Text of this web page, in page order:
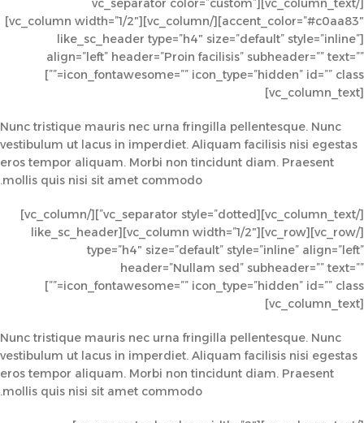
[/vc_column_text][vc_separator color=”custom”
accent_color=”#c0aa83″][/vc_column][vc_column width=”1/2″]
[like_sc_header type=”h4″ size=”default” style=”inline”
align=”left” header=”Proin facilisis” subheader=”” text=””
icon_fontawesome=”” icon_type=”hidden” id=”” class=””]
[vc_column_text]
Nunc tristique mauris nec urna fringilla pellentesque. Nunc
vestibulum ut lacus in imperdiet. Aliquam facilisis nisi egestas
eros tempor aliquam. Morbi non tincidunt diam. Praesent
mollis quis nisi sit amet commodo.
[/vc_column_text][vc_separator style=”dotted”][/vc_column]
[/vc_row][vc_row][vc_column width=”1/2″][like_sc_header
type=”h4″ size=”default” style=”inline” align=”left”
header=”Nullam sed” subheader=”” text=””
icon_fontawesome=”” icon_type=”hidden” id=”” class=””]
[vc_column_text]
Nunc tristique mauris nec urna fringilla pellentesque. Nunc
vestibulum ut lacus in imperdiet. Aliquam facilisis nisi egestas
eros tempor aliquam. Morbi non tincidunt diam. Praesent
mollis quis nisi sit amet commodo.